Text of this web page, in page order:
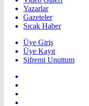
Yazarlar
Gazeteler
Sıcak Haber
Üye Giriş
Üye Kayıt
Şifremi Unuttum